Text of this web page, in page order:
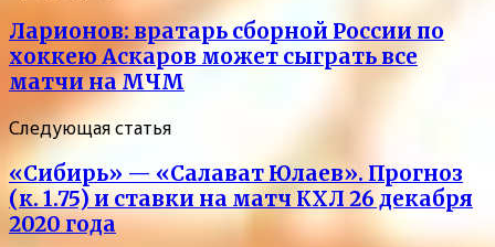
Ларионов: вратарь сборной России по
хоккею Аскаров может сыграть все
матчи на МЧМ
Следующая статья
«Сибирь» — «Салават Юлаев». Прогноз
(к. 1.75) и ставки на матч КХЛ 26 декабря
2020 года